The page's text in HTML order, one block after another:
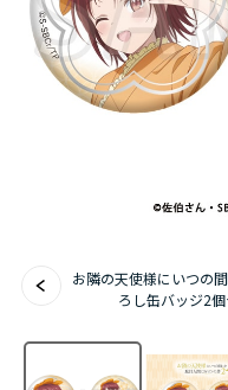
ハイキュー!!ジャージ
『ふつつかな悪女で
お隣の天使様にいつの
ろし缶バッジ2